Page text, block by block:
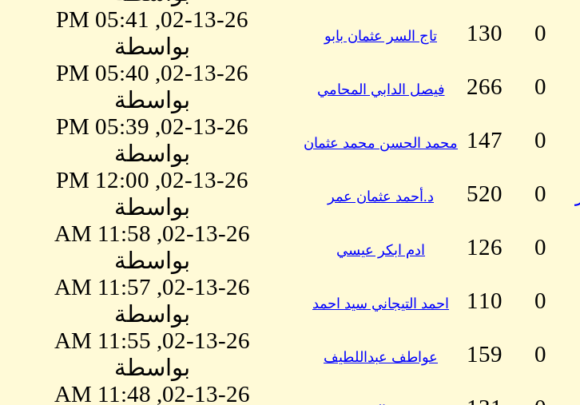
0
130 تاج السر عثمان بابو
02-13-26, 05:41 PM
بواسطة
0
266 فيصل الدابي المحامي
02-13-26, 05:40 PM
بواسطة
0
147 محمد الحسن محمد عثمان
02-13-26, 05:39 PM
بواسطة
0
520 د.أحمد عثمان عمر
02-13-26, 12:00 PM
بواسطة
0
126 ادم ابكر عيسي
02-13-26, 11:58 AM
بواسطة
0
110 احمد التيجاني سيد احمد
02-13-26, 11:57 AM
بواسطة
0
159 عواطف عبداللطيف
02-13-26, 11:55 AM
بواسطة
02-13-26, 11:48 AM